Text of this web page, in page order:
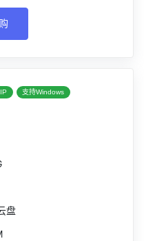
支持Windows
盘